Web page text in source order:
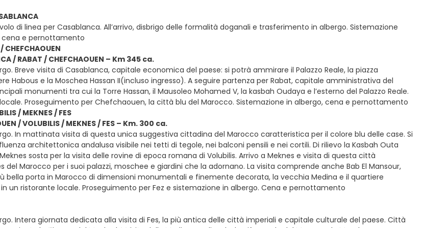
di linea per Casablanca. All’arrivo, disbrigo delle formalità doganali e trasferimento in albergo. Sistemazione
e pernottamento
CHEFCHAOUEN
/ RABAT / CHEFCHAOUEN – Km 345 ca.
Breve visita di Casablanca, capitale economica del paese: si potrà ammirare il Palazzo Reale, la piazza
Habous e la Moschea Hassan II(incluso ingresso). A seguire partenza per Rabat, capitale amministrativa del
monumenti tra cui la Torre Hassan, il Mausoleo Mohamed V, la kasbah Oudaya e l’esterno del Palazzo Reale.
Proseguimento per Chefchaouen, la città blu del Marocco. Sistemazione in albergo, cena e pernottamento
/ MEKNES / FES
/ VOLUBILIS / MEKNES / FES – Km. 300 ca.
In mattinata visita di questa unica suggestiva cittadina del Marocco caratteristica per il colore blu delle case. Si
architettonica andalusa visibile nei tetti di tegole, nei balconi pensili e nei cortili. Di rilievo la Kasbah Outa
sosta per la visita delle rovine di epoca romana di Volubilis. Arrivo a Meknes e visita di questa città
del Marocco per i suoi palazzi, moschee e giardini che la adornano. La visita comprende anche Bab El Mansour,
bella porta in Marocco di dimensioni monumentali e finemente decorata, la vecchia Medina e il quartiere
un ristorante locale. Proseguimento per Fez e sistemazione in albergo. Cena e pernottamento
Intera giornata dedicata alla visita di Fes, la più antica delle città imperiali e capitale culturale del paese. Città